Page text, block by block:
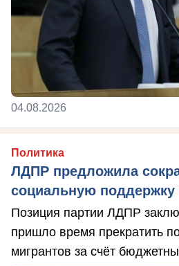
04.08.2026
Политика
ЛДПР предложила
социальную поддержку
Позиция партии ЛДПР
пришло время прекратить
мигрантов за счёт